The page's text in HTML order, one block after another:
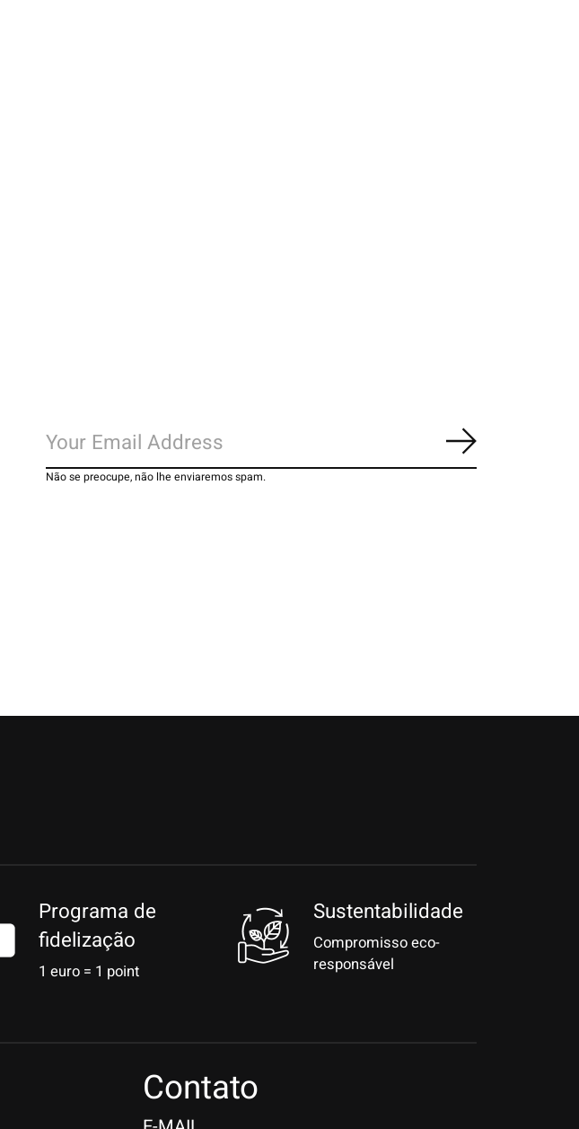
Inscrever-se
Não se preocupe, não lhe enviaremos spam.
Programa de
fidelização
1 euro = 1 point
Sustentabilidade
Compromisso eco-
responsável
Contato